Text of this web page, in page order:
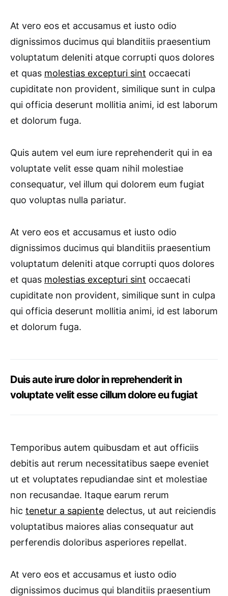
At vero eos et accusamus et iusto odio
dignissimos ducimus qui blanditiis praesentium
voluptatum deleniti atque corrupti quos dolores
et quas molestias excepturi sint occaecati
cupiditate non provident, similique sunt in culpa
qui officia deserunt mollitia animi, id est laborum
et dolorum fuga.
Quis autem vel eum iure reprehenderit qui in ea
voluptate velit esse quam nihil molestiae
consequatur, vel illum qui dolorem eum fugiat
quo voluptas nulla pariatur.
At vero eos et accusamus et iusto odio
dignissimos ducimus qui blanditiis praesentium
voluptatum deleniti atque corrupti quos dolores
et quas molestias excepturi sint occaecati
cupiditate non provident, similique sunt in culpa
qui officia deserunt mollitia animi, id est laborum
et dolorum fuga.
Duis aute irure dolor in reprehenderit in
voluptate velit esse cillum dolore eu fugiat
Temporibus autem quibusdam et aut officiis
debitis aut rerum necessitatibus saepe eveniet
ut et voluptates repudiandae sint et molestiae
non recusandae. Itaque earum rerum
hic tenetur a sapiente delectus, ut aut reiciendis
voluptatibus maiores alias consequatur aut
perferendis doloribus asperiores repellat.
At vero eos et accusamus et iusto odio
dignissimos ducimus qui blanditiis praesentium